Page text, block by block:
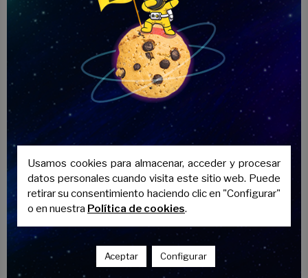
Usamos cookies para almacenar, acceder y procesar
datos personales cuando visita este sitio web. Puede
retirar su consentimiento haciendo clic en "Configurar"
o en nuestra Política de cookies.
Aceptar Configurar